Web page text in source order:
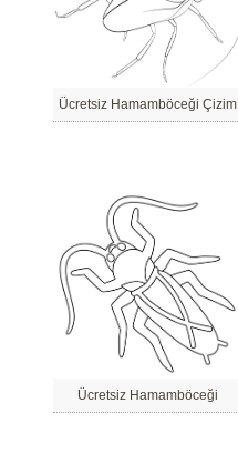
Ücretsiz Hamamböceği Çizim
Ücretsiz Hamamböceği